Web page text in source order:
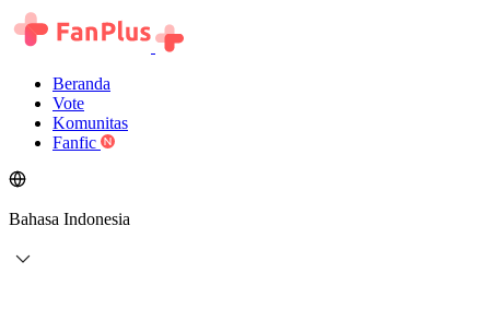
Beranda
Vote
Komunitas
Fanfic
Bahasa Indonesia